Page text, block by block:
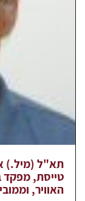
תא"ל (מיל.)
טייסת, מפקד
האוויר,